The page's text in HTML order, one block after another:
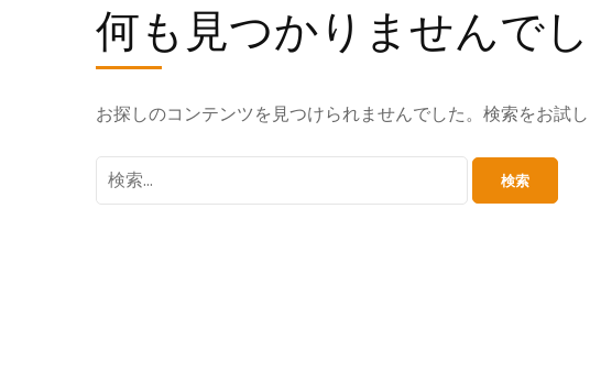
何も見つかりませんで
お探しのコンテンツを見つけられませんでした。検索をお試し
検
索: